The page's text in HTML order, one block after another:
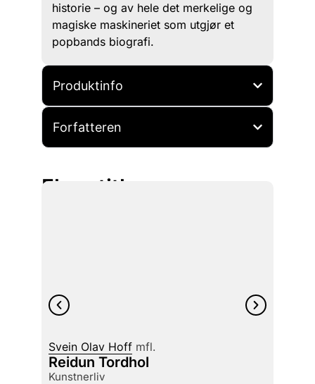
historie – og av hele det merkelige og
magiske maskineriet som utgjør et
popbands biografi.
Produktinfo
Forfatteren
Flere titler
Svein Olav Hoffmfl.
Reidun Tordhol
kunstnerliv